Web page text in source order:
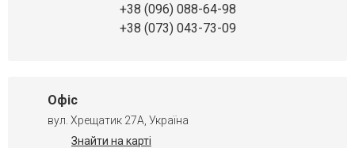
+38 (096) 088-64-98
+38 (073) 043-73-09
Офіс
вул. Хрещатик 27А, Україна
Знайти на карті